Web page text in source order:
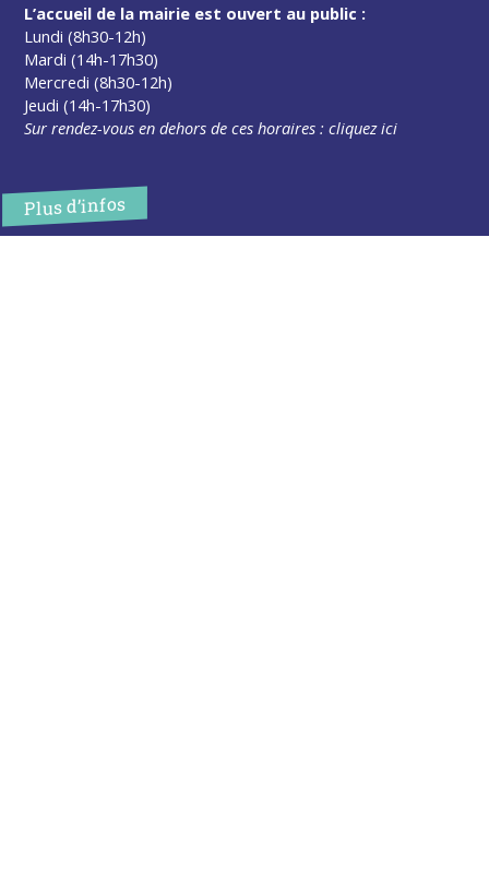
L’accueil de la mairie est ouvert au public :
Lundi (8h30-12h)
Mardi (14h-17h30)
Mercredi (8h30-12h)
Jeudi (14h-17h30)
Sur rendez-vous en dehors de ces horaires :cliquez ici
Plus d’infos